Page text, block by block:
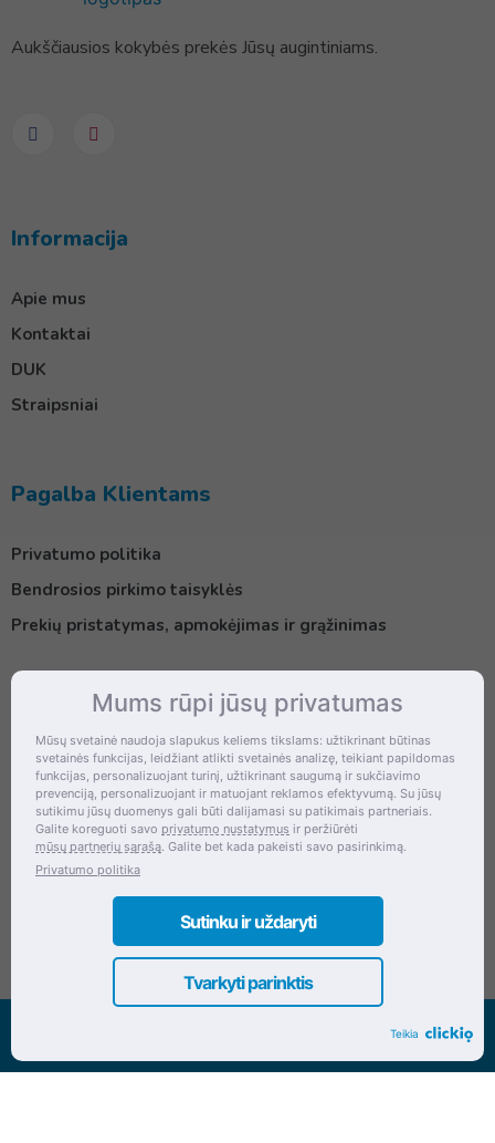
Aukščiausios kokybės prekės Jūsų augintiniams.
Informacija
Apie mus
Kontaktai
DUK
Straipsniai
Pagalba Klientams
Privatumo politika
Bendrosios pirkimo taisyklės
Prekių pristatymas, apmokėjimas ir grąžinimas
Kontaktai
Šventupės g. 28, Kaunas, Lietuva
+370 (672) 27 650
info@dokrinesa.lt
MB PETHOMEPEOPLE
Įmonės kodas: 305695822
Visos teisės saugomos www.dokrinesa.lt
Mums rūpi jūsų privatumas
Mūsų svetainė naudoja slapukus keliems tikslams: užtikrinant būtinas
svetainės funkcijas, leidžiant atlikti svetainės analizę, teikiant papildomas
funkcijas, personalizuojant turinį, užtikrinant saugumą ir sukčiavimo
prevenciją, personalizuojant ir matuojant reklamos efektyvumą. Su jūsų
sutikimu jūsų duomenys gali būti dalijamasi su patikimais partneriais.
Galite koreguoti savo privatumo nustatymus ir peržiūrėti
mūsų partnerių sąrašą. Galite bet kada pakeisti savo pasirinkimą.
Privatumo politika
Tvarkyti parinktis
Sutinku ir uždaryti
Teikia